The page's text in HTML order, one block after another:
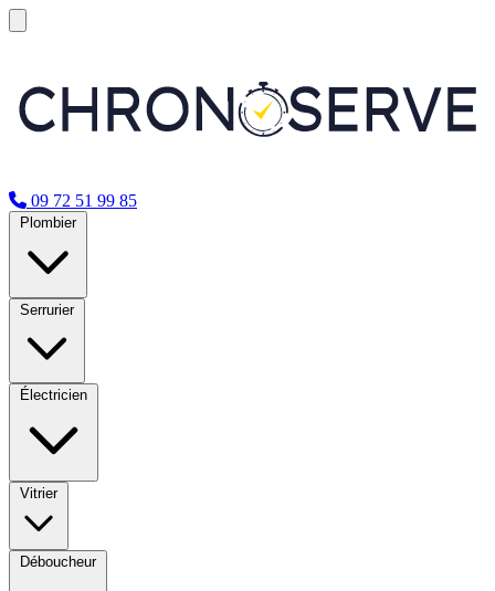
09 72 51 99 85
Plombier
Serrurier
Électricien
Vitrier
Déboucheur